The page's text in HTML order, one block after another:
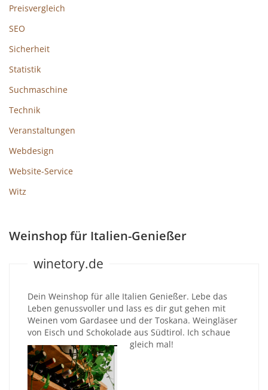
Preisvergleich
SEO
Sicherheit
Statistik
Suchmaschine
Technik
Veranstaltungen
Webdesign
Website-Service
Witz
Weinshop für Italien-Genießer
winetory.de
Dein Weinshop für alle Italien Genießer. Lebe das
Leben genussvoller und lass es dir gut gehen mit
Weinen vom Gardasee und der Toskana. Weingläser
von Eisch und Schokolade aus Südtirol. Ich schaue
gleich mal!